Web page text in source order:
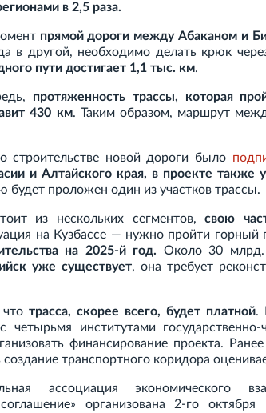
в 2,5 раза.
прямой дороги между Абаканом и
в другой, необходимо делать крюк
пути достигает 1,1 тыс. км.
протяженность трассы, которая
430 км. Таким образом, маршрут
строительстве новой дороги было
и Алтайского края, в проекте также
будет проложен один из участков трассы.
из нескольких сегментов,свою
на Кузбассе — нужно пройти горный
на 2025-й год. Около 30
уже существует, она требует
трасса, скорее всего, будет платной.
четырьмя институтами государственно-
финансирование проекта. Ранее
создание транспортного коридора
ассоциация экономического
организована 2-го